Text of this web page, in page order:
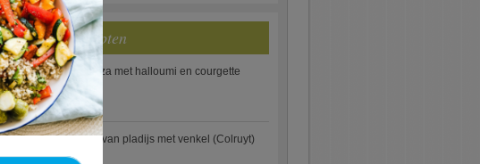
Nieuwste Recepten
Turkse pizza met halloumi en courgette
Waterzooi van pladijs met venkel (Colruyt)